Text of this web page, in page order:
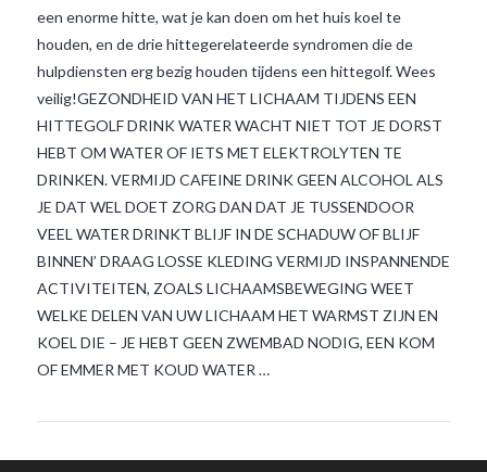
VIEW POST
een enorme hitte, wat je kan doen om het huis koel te
houden, en de drie hittegerelateerde syndromen die de
hulpdiensten erg bezig houden tijdens een hittegolf. Wees
veilig!GEZONDHEID VAN HET LICHAAM TIJDENS EEN
HITTEGOLF DRINK WATER WACHT NIET TOT JE DORST
HEBT OM WATER OF IETS MET ELEKTROLYTEN TE
DRINKEN. VERMIJD CAFEINE DRINK GEEN ALCOHOL ALS
JE DAT WEL DOET ZORG DAN DAT JE TUSSENDOOR
VEEL WATER DRINKT BLIJF IN DE SCHADUW OF BLIJF
BINNEN’ DRAAG LOSSE KLEDING VERMIJD INSPANNENDE
ACTIVITEITEN, ZOALS LICHAAMSBEWEGING WEET
WELKE DELEN VAN UW LICHAAM HET WARMST ZIJN EN
KOEL DIE – JE HEBT GEEN ZWEMBAD NODIG, EEN KOM
OF EMMER MET KOUD WATER …